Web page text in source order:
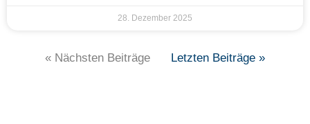
28. Dezember 2025
« Nächsten Beiträge Letzten Beiträge »